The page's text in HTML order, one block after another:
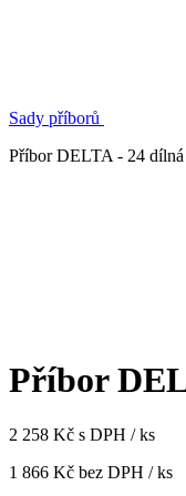
Sady příborů
Příbor DELTA - 24 dílná
Příbor
2 258 Kč s DPH / ks
1 866 Kč bez DPH / ks